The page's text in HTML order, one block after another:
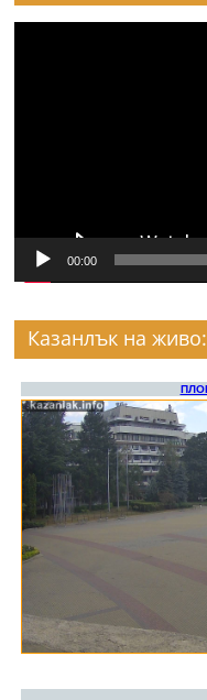
00:00
Казанлък на живо: